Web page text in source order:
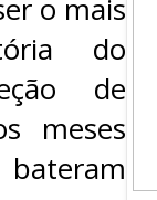
o mais
do
de
meses